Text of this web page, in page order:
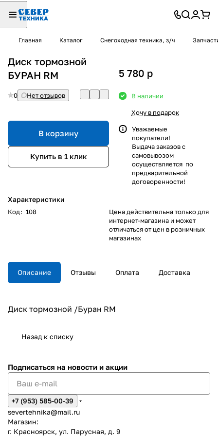
Главная Каталог Снегоходная техника, з/ч
Диск тормозной
БУРАН RM
0 Нет отзывов
В корзину
Купить в 1 клик
Характеристики
Код: 108
5 780 p
В наличии
Хочу в подарок
Уважаемые
покупатели!
Выдача заказов с
самовывозом
осуществляется по
предварительной
договоренности!
Цена действительна только для
интернет-магазина и может
отличаться от цен в розничных
магазинах
Описание Отзывы Оплата Доставка
Диск тормозной /Буран RM
Назад к списку
Подписаться на новости и акции
+7 (953) 585-00-39
severtehnika@mail.ru
Магазин:
г. Красноярск, ул. Парусная, д. 9